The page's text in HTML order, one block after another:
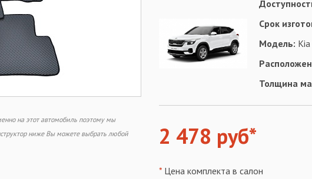
на этот автомобиль поэтому мы
ниже Вы можете выбрать любой
Срок
Модель:
Толщина
2 478 руб*
* Цена комплекта в салон